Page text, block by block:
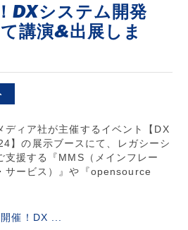
DXシステム開発
講演&出展しま
ディア社が主催するイベント【DX
】の展示ブースにて、レガシーシ
支援する『MMS（メインフレー
サービス）』や『opensource
催！DX ...